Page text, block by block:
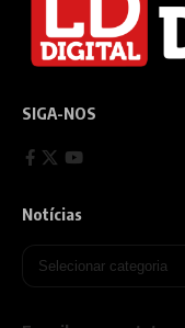
SIGA-NOS
Notícias